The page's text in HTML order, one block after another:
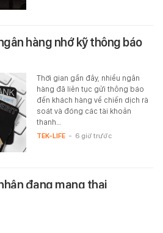
hàng nhớ kỹ thông báo
Thời gian gần đây, nhiều ngân
hàng đã liên tục gửi thông báo
đến khách hàng về chiến dịch rà
soát và đóng các tài khoản
thanh…
TEK-LIFE - 6 giờ trước
đang mang thai